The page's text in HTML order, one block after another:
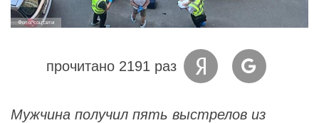
Фото: соцсети
прочитано 2191 раз
Мужчина получил пять выстрелов из